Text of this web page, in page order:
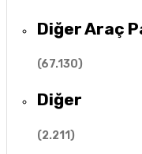
Diğer Araç
(67.130)
Diğer
(2.211)